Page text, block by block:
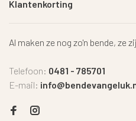
Klantenkorting
Al maken ze nog zo'n bende, ze
Telefoon: 0481 - 785701
E-mail: